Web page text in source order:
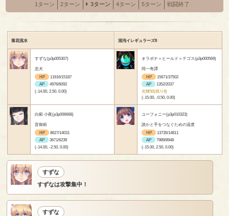
1ターン 2ターン 3ターン 4ターン 5ターン 戦闘終了
落花流水 混沌イレギュラーズ8
すずな(p3p005307)
忠犬
HP
11916/15187
AP
4976/6092
(-14.00, 2.50, 0.00)
オラボナ＝ヒールド＝テゴス(p3p000569)
同一奇譚
HP
15671/37502
AP
1352/2037
光輝50(残り8)
(-15.00, -0.50, 0.00)
白薊 小夜(p3p006668)
盲御前
HP
8627/14031
AP
3671/6239
(-14.00, -2.50, 0.00)
ユーフォニー(p3p010323)
誰かと手をつなぐための温度
HP
13735/14811
AP
7989/8948
(-15.00, 2.50, 0.00)
すずな
すずなは攻撃集中！
すずな